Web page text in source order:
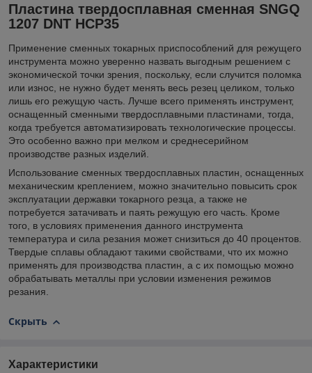
Пластина твердосплавная сменная SNGQ
1207 DNT HCP35
Применение сменных токарных приспособлений для режущего
инструмента можно уверенно назвать выгодным решением с
экономической точки зрения, поскольку, если случится поломка
или износ, не нужно будет менять весь резец целиком, только
лишь его режущую часть. Лучше всего применять инструмент,
оснащенный сменными твердосплавными пластинами, тогда,
когда требуется автоматизировать технологические процессы.
Это особенно важно при мелком и среднесерийном
производстве разных изделий.
Использование сменных твердосплавных пластин, оснащенных
механическим креплением, можно значительно повысить срок
эксплуатации державки токарного резца, а также не
потребуется затачивать и паять режущую его часть. Кроме
того, в условиях применения данного инструмента
температура и сила резания может снизиться до 40 процентов.
Твердые сплавы обладают такими свойствами, что их можно
применять для производства пластин, а с их помощью можно
обрабатывать металлы при условии изменения режимов
резания.
Скрыть
Характеристики